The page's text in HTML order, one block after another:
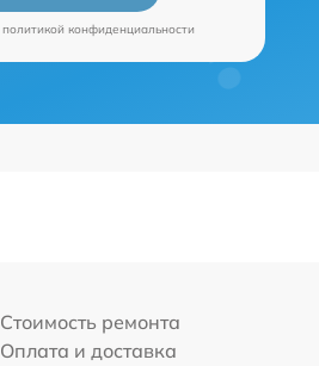
политикой конфиденциальности
Стоимость ремонта
Оплата и доставка